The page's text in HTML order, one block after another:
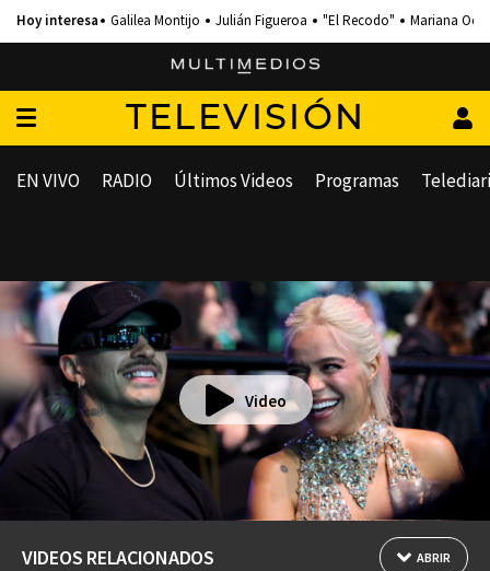
Galilea Montijo Julián Figueroa "El Recodo" Mariana
TELEVISIÓN
EN VIVO RADIO Últimos Videos Programas
Video
VIDEOS RELACIONADOS ABRIR